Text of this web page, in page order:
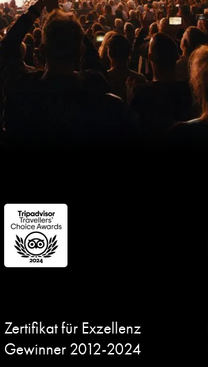
Zertifikat für Exzellenz
Gewinner 2012-2024